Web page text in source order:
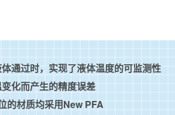
通过时，实现了液体温度的可监测性
化而产生的精度误差
的材质均采用New PFA